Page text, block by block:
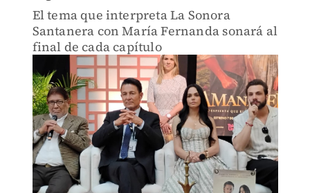
El tema que interpreta La Sonora
Santanera con María Fernanda sonará al
final de cada capítulo